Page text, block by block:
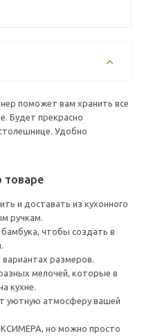
поможет вам хранить все
Будет прекрасно
Удобно
товаре
и доставать из кухонного
ручкам.
чтобы создать в
размеров.
мелочей, которые в
кухне.
уютную атмосферу вашей
но можно просто